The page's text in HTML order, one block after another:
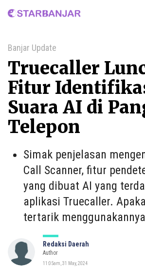
Home
Banjar Update
Truecaller
Fitur
Suara AI di
Telepon
Simak penjelasan
Call Scanner, fitur
yang dibuat AI yang
aplikasi Truecaller.
tertarik
Redaksi Daerah
Author
11:05am, 31 May, 2024